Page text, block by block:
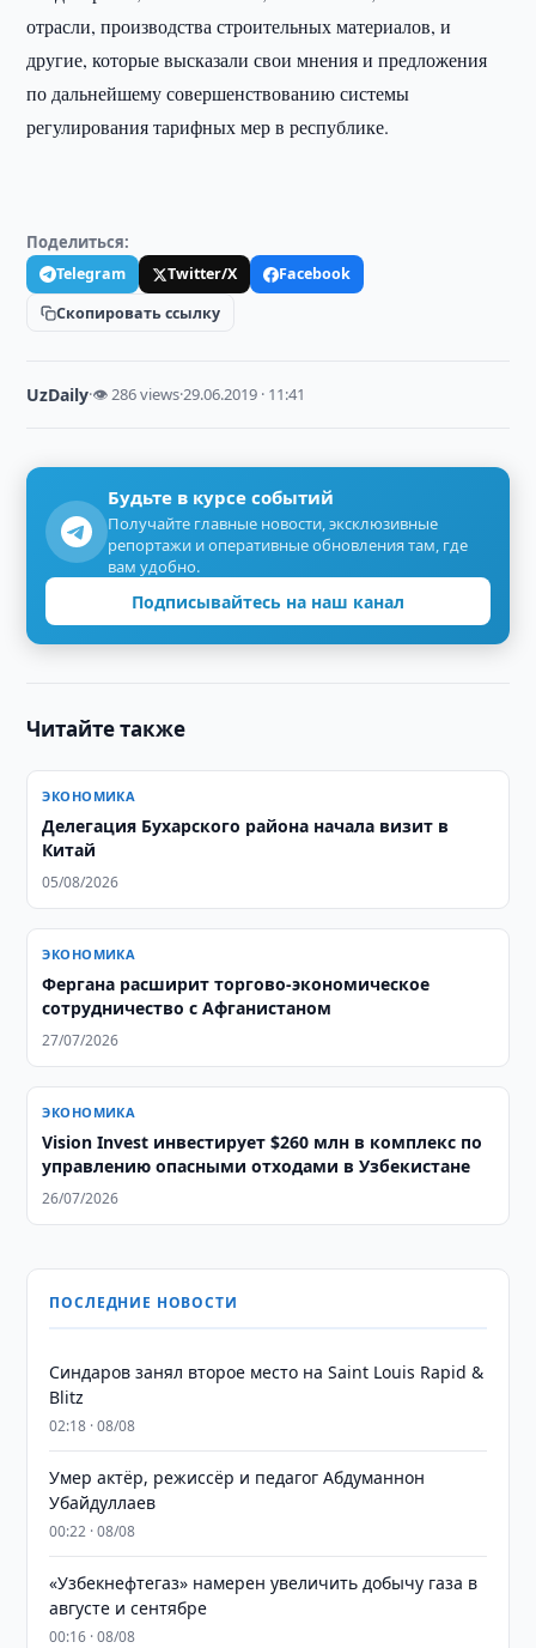
отрасли, производства строительных материалов, и
другие, которые высказали свои мнения и предложения
по дальнейшему совершенствованию системы
регулирования тарифных мер в республике.
Поделиться:
Telegram Twitter/X
Facebook
Скопировать ссылку
UzDaily·👁 286 views·29.06.2019 · 11:41
Будьте в курсе событий
Получайте главные новости, эксклюзивные
репортажи и оперативные обновления там, где
вам удобно.
Подписывайтесь на наш канал
Читайте также
ЭКОНОМИКА
Делегация Бухарского района начала визит в
Китай
05/08/2026
ЭКОНОМИКА
Фергана расширит торгово-экономическое
сотрудничество с Афганистаном
27/07/2026
ЭКОНОМИКА
Vision Invest инвестирует $260 млн в комплекс по
управлению опасными отходами в Узбекистане
26/07/2026
ПОСЛЕДНИЕ НОВОСТИ
Синдаров занял второе место на Saint Louis Rapid &
Blitz
02:18 · 08/08
Умер актёр, режиссёр и педагог Абдуманнон
Убайдуллаев
00:22 · 08/08
«Узбекнефтегаз» намерен увеличить добычу газа в
августе и сентябре
00:16 · 08/08